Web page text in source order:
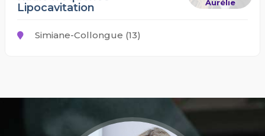
Aurélie
Lipocavitation
Simiane-Collongue (13)